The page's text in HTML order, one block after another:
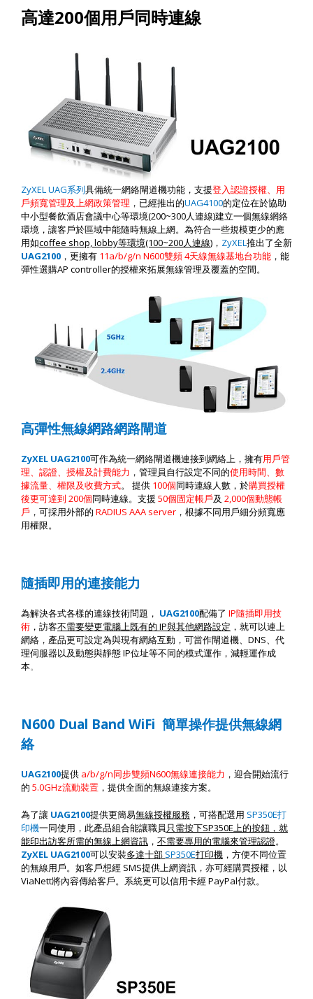
高達200個用戶同時連線
ZyXEL UAG系列具備統一網絡閘道機功能，支援登入認證授權、用
戶頻寬管理及上網政策管理 ，已經推出的UAG4100的定位在於協助
中小型餐飲酒店會議中心等環境(200~300人連線)建立一個無線網絡
環境，讓客戶於區域中能隨時無線上網。為符合一些規模更少的應
用如coffee shop, lobby等環境(100~200人連線) ， ZyXEL推出了全新
UAG2100 ，更擁有 11a/b/g/n N600雙頻4天線無線基地台功能 ，能
彈性選購AP controller的授權來拓展無線管理及覆蓋的空間。
高彈性無線網路網路閘道
ZyXEL UAG2100可作為統一網絡閘道機連接到網絡上，擁有用戶管
理、認證、授權及計費能力 ，管理員自行設定不同的使用時間、數
據流量、權限及收費方式。 提供 100個同時連線人數，於購買授權
後更可達到 200個同時連線。支援 50個固定帳戶及 2,000個動態帳
戶 ，可採用外部的 RADIUS AAA server ，根據不同用戶細分頻寬應
用權限。
隨插即用的連接能力
為解決各式各樣的連線技術問題， UAG2100配備了 IP隨插即用技
術 ，訪客不需要變更電腦上既有的 IP與其他網路設定 ，就可以連上
網絡，產品更可設定為與現有網絡互動，可當作閘道機、 DNS、代
理伺服器以及動態與靜態IP位址等不同的模式運作，減輕運作成
本。
N600 Dual Band WiFi 簡單操作提供無線網
絡
UAG2100提供 a/b/g/n同步雙頻N600無線連接能力 ，迎合開始流行
的 5.0GHz流動裝置 ，提供全面的無線連接方案。
為了讓 UAG2100提供更簡易無線授權服務 ，可搭配選用 SP350E打
印機一同使用，此產品組合能讓職員只需按下SP350E上的按鈕，就
能印出訪客所需的無線上網資訊 ， 不需要專用的電腦來管理認證。
ZyXEL UAG2100可以安裝多達十部 SP350E打印機 ，方便不同位置
的無線用戶。如客戶想經 SMS提供上網資訊，亦可經購買授權，以
ViaNett將內容傳給客戶。系統更可以信用卡經PayPal付款。